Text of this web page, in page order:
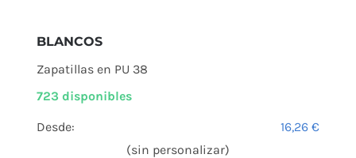
BLANCOS
Zapatillas en PU 38
723 disponibles
Desde: 16,26€
(sin personalizar)